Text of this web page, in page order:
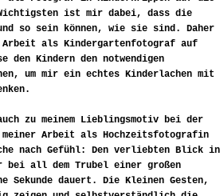
ist mir dabei, dass die
so sein können, wie sie sind. Daher
als Kindergartenfotograf auf
den Kindern den notwendigen
um mir ein echtes Kinderlachen mit
zu meinem Lieblingsmotiv bei der
Arbeit als Hochzeitsfotografin
nach Gefühl: Den verliebten Blick in
bei all dem Trubel einer großen
Sekunde dauert. Die Kleinen Gesten,